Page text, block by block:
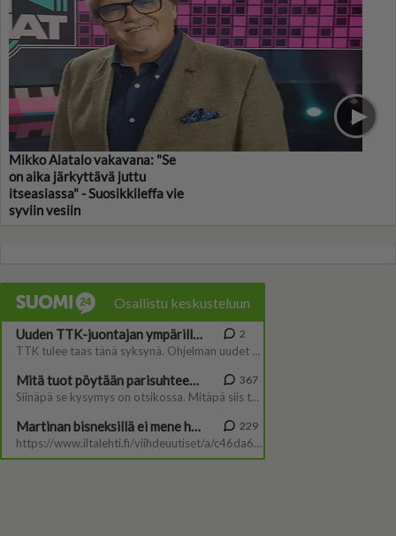
Mikko Alatalo vakavana: "Se
on aika järkyttävä juttu
itseasiassa" - Suosikkileffa vie
syviin vesiin